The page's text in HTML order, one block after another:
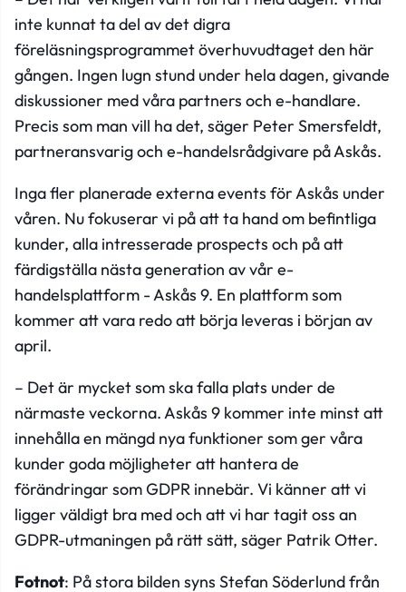
inte kunnat ta del av det digra
föreläsningsprogrammet överhuvudtaget den här
gången. Ingen lugn stund under hela dagen, givande
diskussioner med våra partners och e-handlare.
Precis som man vill ha det, säger Peter Smersfeldt,
partneransvarig och e-handelsrådgivare på Askås.
Inga fler planerade externa events för Askås under
våren. Nu fokuserar vi på att ta hand om befintliga
kunder, alla intresserade prospects och på att
färdigställa nästa generation av vår e-
handelsplattform - Askås 9. En plattform som
kommer att vara redo att börja leveras i början av
april.
– Det är mycket som ska falla plats under de
närmaste veckorna. Askås 9 kommer inte minst att
innehålla en mängd nya funktioner som ger våra
kunder goda möjligheter att hantera de
förändringar som GDPR innebär. Vi känner att vi
ligger väldigt bra med och att vi har tagit oss an
GDPR-utmaningen på rätt sätt, säger Patrik Otter.
Fotnot: På stora bilden syns Stefan Söderlund från